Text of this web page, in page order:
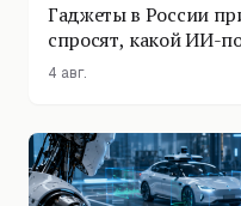
Гаджеты в России
спросят, какой ИИ-
4 авг.